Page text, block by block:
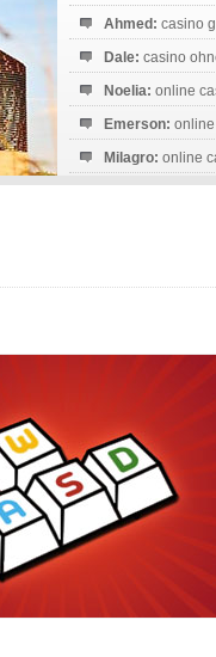
Ahmed: casino
Dale: casino
Noelia: online
Emerson:
Milagro: online